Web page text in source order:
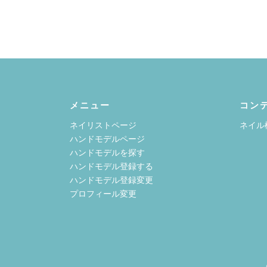
メニュー
ネイリストページ
ハンドモデルページ
ハンドモデルを探す
ハンドモデル登録する
ハンドモデル登録変更
プロフィール変更
コン
ネイル